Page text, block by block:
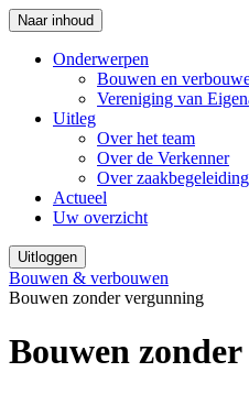
Naar inhoud
Onderwerpen
Bouwen en
Vereniging van
Uitleg
Over het team
Over de Verkenner
Over zaakbegeleiding
Actueel
Uw overzicht
Uitloggen
Bouwen & verbouwen
Bouwen zonder vergunning
Bouwen